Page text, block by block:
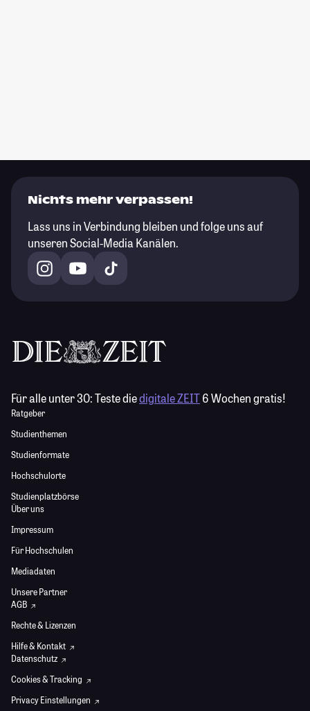
Nichts mehr verpassen!
Lass uns in Verbindung bleiben und folge uns auf
unseren Social-Media Kanälen.
Für alle unter 30:Teste diedigitale ZEIT6 Wochen gratis!
Ratgeber
Studienthemen
Studienformate
Hochschulorte
Studienplatzbörse
Über uns
Impressum
Für Hochschulen
Mediadaten
Unsere Partner
AGB
Rechte & Lizenzen
Hilfe & Kontakt
Datenschutz
Cookies & Tracking
Privacy Einstellungen